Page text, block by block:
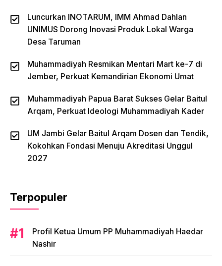
Luncurkan INOTARUM, IMM Ahmad Dahlan
UNIMUS Dorong Inovasi Produk Lokal Warga
Desa Taruman
Muhammadiyah Resmikan Mentari Mart ke-7 di
Jember, Perkuat Kemandirian Ekonomi Umat
Muhammadiyah Papua Barat Sukses Gelar Baitul
Arqam, Perkuat Ideologi Muhammadiyah Kader
UM Jambi Gelar Baitul Arqam Dosen dan Tendik,
Kokohkan Fondasi Menuju Akreditasi Unggul
2027
Terpopuler
Profil Ketua Umum PP Muhammadiyah Haedar
Nashir